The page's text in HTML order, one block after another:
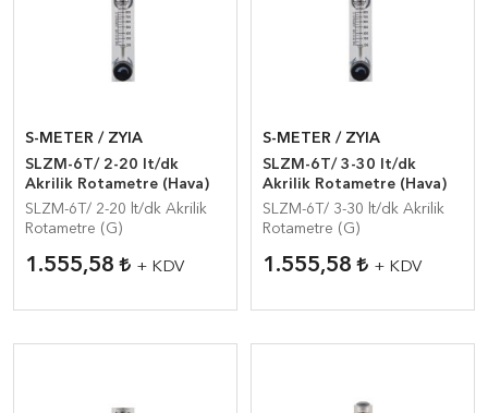
S-METER / ZYIA
SLZM-6T/ 2-20 lt/dk
Akrilik Rotametre (Hava)
SLZM-6T/ 2-20 lt/dk Akrilik
Rotametre (G)
1.555,58 + KDV
S-METER / ZYIA
SLZM-6T/ 3-30 lt/dk
Akrilik Rotametre (Hava)
SLZM-6T/ 3-30 lt/dk Akrilik
Rotametre (G)
1.555,58 + KDV